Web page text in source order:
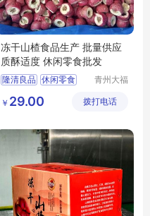
冻干山楂食品生产 批量供应
质酥适度 休闲零食批发
隆清良品 休闲零食
休闲食品批发
青州大福
展有限公
￥ 29.00 拨打电话